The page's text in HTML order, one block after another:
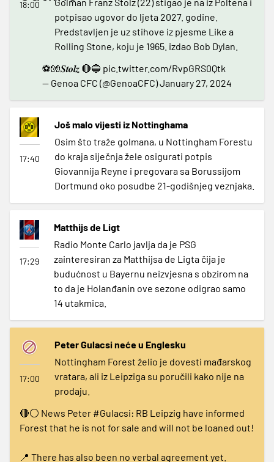
18:00
potpisao ugovor do ljeta 2027. godine.
Predstavljen je uz stihove iz pjesme Like a
Rolling Stone, koju je 1965. izdao Bob Dylan.
⚽️🧤𝑺𝒕𝒐𝒍𝒛 🔴🔵 pic.twitter.com/RvpGRS0Qtk
— Genoa CFC (@GenoaCFC)January 27, 2024
17:40
Još malo vijesti iz Nottinghama
Osim što traže golmana, u Nottingham Forestu
do kraja siječnja žele osigurati potpis
Giovannija Reyne i pregovara sa Borussijom
Dortmund oko posudbe 21-godišnjeg veznjaka.
17:29
Matthijs de Ligt
Radio Monte Carlo javlja da je PSG
zainteresiran za Matthijsa de Ligta čija je
budućnost u Bayernu neizvjesna s obzirom na
to da je Holanđanin ove sezone odigrao samo
14 utakmica.
17:00
Peter Gulacsi neće u Englesku
Nottingham Forest želio je dovesti mađarskog
vratara, ali iz Leipziga su poručili kako nije na
prodaju.
🔴⚪️ News Peter #Gulacsi: RB Leipzig have informed
Forest that he is not for sale and will not be loaned out!
📍 There has also been no verbal agreement yet.